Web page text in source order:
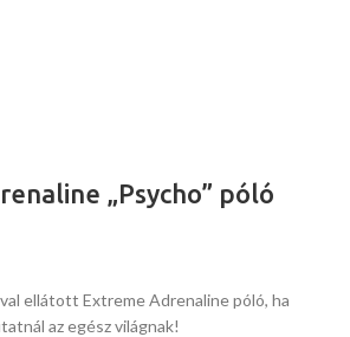
„Psycho” póló
ellátott Extreme Adrenaline póló, ha
az egész világnak!